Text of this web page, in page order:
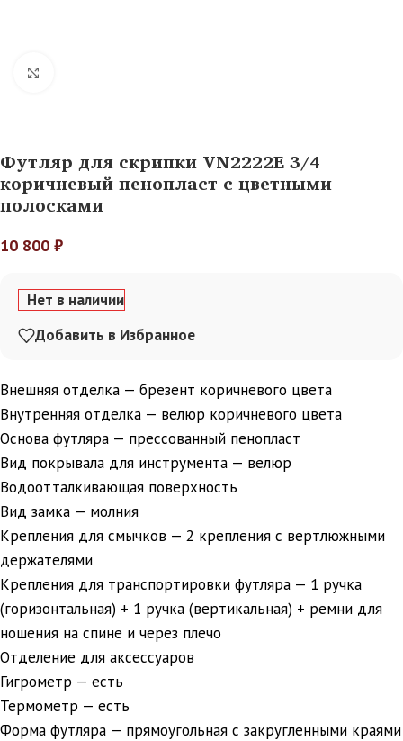
Футляр для скрипки VN2222E 3/4
коричневый пенопласт с цветными
полосками
10 800 ₽
Нет в наличии
Добавить в Избранное
Внешняя отделка — брезент коричневого цвета
Внутренняя отделка — велюр коричневого цвета
Основа футляра — прессованный пенопласт
Вид покрывала для инструмента — велюр
Водоотталкивающая поверхность
Вид замка — молния
Крепления для смычков — 2 крепления с вертлюжными
держателями
Крепления для транспортировки футляра — 1 ручка
(горизонтальная) + 1 ручка (вертикальная) + ремни для
ношения на спине и через плечо
Отделение для аксессуаров
Гигрометр — есть
Термометр — есть
Форма футляра — прямоугольная с закругленными краями